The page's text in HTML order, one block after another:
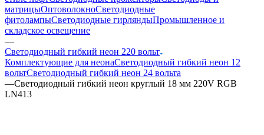
матрицыОптоволокноСветодиодные
фитолампыСветодиодные гирляндыПромышленное и
складское освещение
—
Светодиодный гибкий неон 220 вольт
Комплектующие для неонаСветодиодный гибкий неон 12
вольтСветодиодный гибкий неон 24 вольта
—Светодиодный гибкий неон круглый 18 мм 220V RGB
LN413